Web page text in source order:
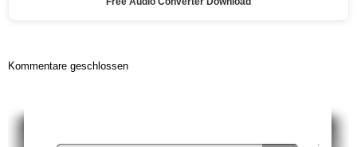
Kommentare geschlossen